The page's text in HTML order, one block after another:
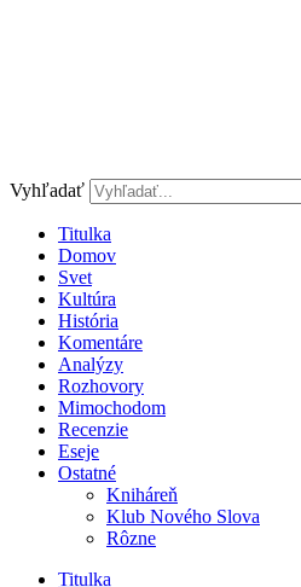
Vyhľadať
Titulka
Domov
Svet
Kultúra
História
Komentáre
Analýzy
Rozhovory
Mimochodom
Recenzie
Eseje
Ostatné
Kniháreň
Klub Nového Slova
Rôzne
Titulka